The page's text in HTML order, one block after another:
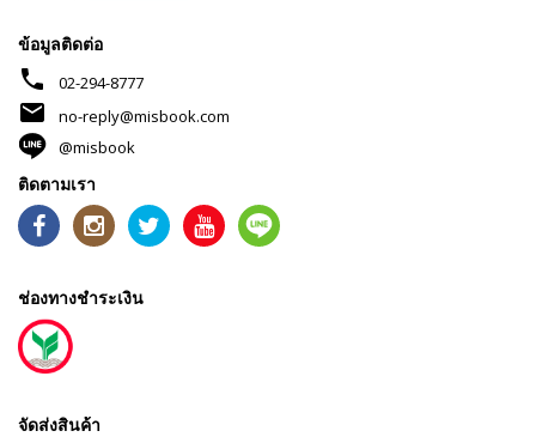
ข้อมูลติดต่อ
phone 02-294-8777
mail
no-reply@misbook.com
@misbook
ติดตามเรา
ช่องทางชำระเงิน
จัดส่งสินค้า